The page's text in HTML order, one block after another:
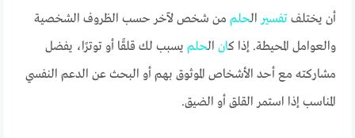
أن يختلفتفسير الحلم من شخص لآخر حسب الظروف الشخصية
والعوامل المحيطة. إذا كان الحلم يسبب لك قلقًا أو توترًا، يفضل
مشاركته مع أحد الأشخاص الموثوق بهم أو البحث عن الدعم النفسي
المناسب إذا استمر القلق أو الضيق.